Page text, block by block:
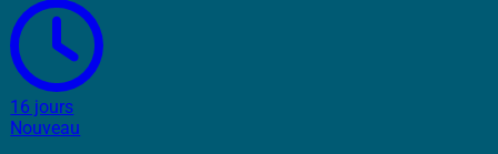
16 jours
Nouveau